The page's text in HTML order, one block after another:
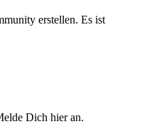
erstellen. Es ist
Dich hier an.